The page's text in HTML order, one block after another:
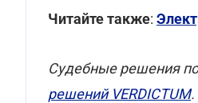
Читайте также:
Cудебные решения
решений VERDICTUM.